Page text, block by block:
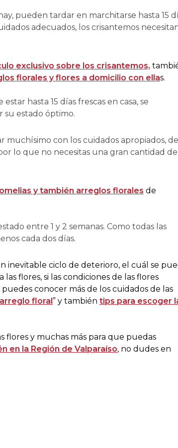
pueden tardar en marchitarse hasta 15
adecuados, los crisantemos
exclusivo sobre los crisantemos,
florales y flores a domicilio con ellas.
hasta 15 días frescas en casa, se
su estado óptimo.
muchísimo con los cuidados apropiados,
lo que no necesitas una gran cantidad de
y también arreglos florales de
entre 1 y 2 semanas. Como todas las
cada dos días.
inevitable ciclo de deterioro, el cuál se
flores, si las condiciones de las flores
conocer más de los cuidados de las
floral” y también tips para escoger
flores y muchas más para que puedas
en la Región de Valparaíso, no dudes en